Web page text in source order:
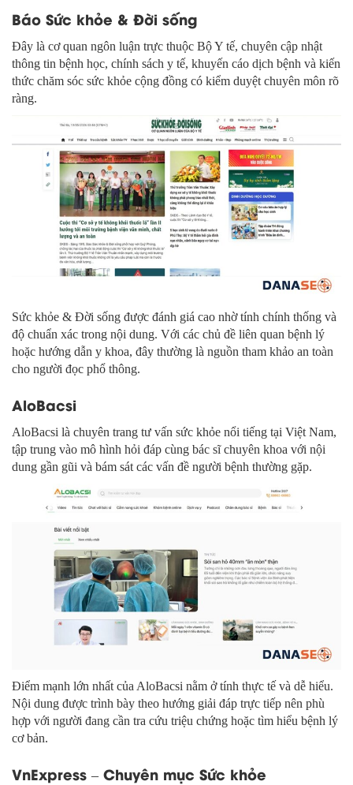
Báo Sức khỏe & Đời sống
Đây là cơ quan ngôn luận trực thuộc Bộ Y tế, chuyên cập nhật
thông tin bệnh học, chính sách y tế, khuyến cáo dịch bệnh và kiến
thức chăm sóc sức khỏe cộng đồng có kiểm duyệt chuyên môn rõ
ràng.
Sức khỏe & Đời sống được đánh giá cao nhờ tính chính thống và
độ chuẩn xác trong nội dung. Với các chủ đề liên quan bệnh lý
hoặc hướng dẫn y khoa, đây thường là nguồn tham khảo an toàn
cho người đọc phổ thông.
AloBacsi
AloBacsi là chuyên trang tư vấn sức khỏe nổi tiếng tại Việt Nam,
tập trung vào mô hình hỏi đáp cùng bác sĩ chuyên khoa với nội
dung gần gũi và bám sát các vấn đề người bệnh thường gặp.
Điểm mạnh lớn nhất của AloBacsi nằm ở tính thực tế và dễ hiểu.
Nội dung được trình bày theo hướng giải đáp trực tiếp nên phù
hợp với người đang cần tra cứu triệu chứng hoặc tìm hiểu bệnh lý
cơ bản.
VnExpress – Chuyên mục Sức khỏe